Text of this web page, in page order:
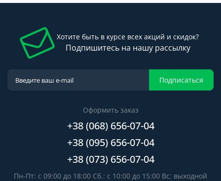
Хотите быть в курсе всех акций и скидок?
Подпишитесь на нашу рассылку
Подписаться
Оформить заказ
+38 (068) 656-07-04
+38 (095) 656-07-04
+38 (073) 656-07-04
Пн-Пт: с 09:00 до 18:00 Сб.: с 10:00 до 15:00 Вс: выходной